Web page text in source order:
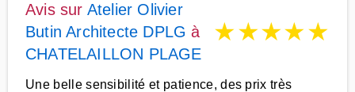
Avis sur Atelier Olivier
Butin Architecte DPLG à
CHATELAILLON PLAGE
★★★★★
Une belle sensibilité et patience, des prix très